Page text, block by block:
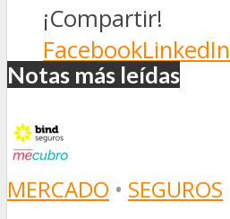
¡Compartir!
FacebookLinkedIn
Notas más leídas
MERCADO • SEGUROS